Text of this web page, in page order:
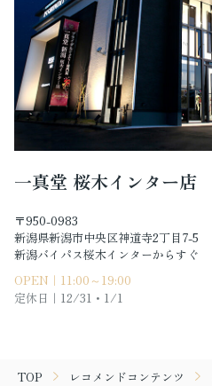
一真堂 桜木インター店
〒950-0983
新潟県新潟市中央区神道寺2丁目7-5
新潟バイパス桜木インターからすぐ
OPEN｜11:00～19:00
定休日｜ 12/31・1/1
TOP レコメンドコンテンツ